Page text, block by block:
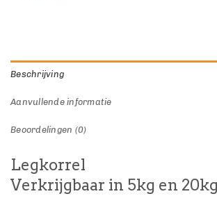
Beschrijving
Aanvullende informatie
Beoordelingen (0)
Legkorrel
Verkrijgbaar in 5kg en 20kg